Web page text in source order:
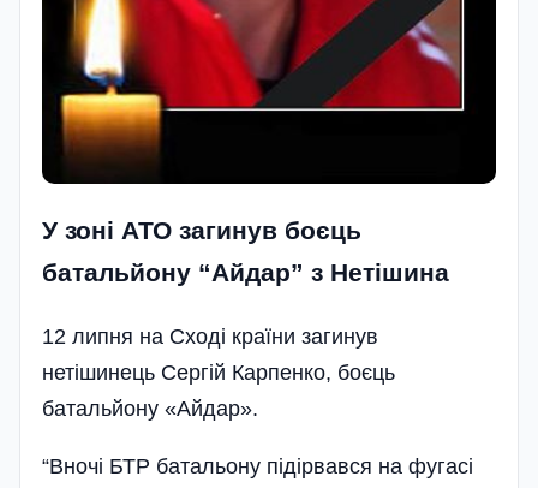
У зоні АТО загинув боєць
батальйону “Айдар” з Нетішина
12 липня на Сході країни загинув
нетішинець Сергій Карпенко, боєць
батальйону «Айдар».
“Вночі БТР батальону підірвався на фугасі